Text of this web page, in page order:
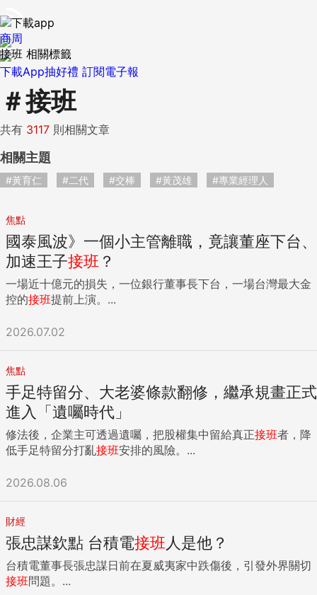
下載App抽好禮 訂閱電子報
商周
接班 相關標籤
＃接班
共有 3117 則相關文章
相關主題
#黃育仁 #二代 #交棒 #黃茂雄 #專業經理人
焦點
國泰風波》一個小主管離職，竟讓董座下台、
加速王子接班 ？
一場近十億元的損失，一位銀行董事長下台，一場台灣最大金
控的接班提前上演。...
2026.07.02
焦點
手足特留分、大老婆條款翻修，繼承規畫正式
進入「遺囑時代」
修法後，企業主可透過遺囑，把股權集中留給真正接班者，降
低手足特留分打亂接班安排的風險。...
2026.08.06
財經
張忠謀欽點 台積電接班 人是他？
台積電董事長張忠謀日前在夏威夷家中跌傷後，引發外界關切
接班問題。...